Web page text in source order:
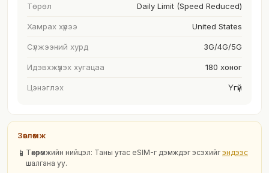
Төрөл Daily Limit (Speed Reduced)
Хамрах хүрээ United States
Сүлжээний хурд 3G/4G/5G
Идэвхжүүлэх хугацаа 180 хоног
Цэнэглэх Үгүй
Зөвлөмж
📱 Төхөөрөмжийн нийцэл: Таны утас eSIM-г дэмждэг эсэхийг эндээс
шалгана уу.